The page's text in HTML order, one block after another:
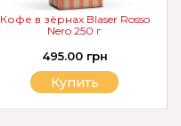
Кофе в зёрнах Blaser Rosso
Nero 250 г
495.00 грн
Купить